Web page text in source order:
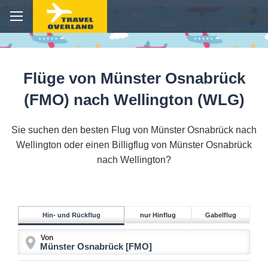
Flüge von Münster Osnabrück
(FMO) nach Wellington (WLG)
Sie suchen den besten Flug von Münster Osnabrück nach
Wellington oder einen Billigflug von Münster Osnabrück
nach Wellington?
Hin- und Rückflug nur Hinflug Gabelflug
Von